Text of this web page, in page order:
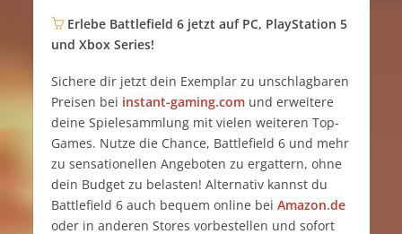
Erlebe Battlefield 6 jetzt auf PC, PlayStation 5
und Xbox Series!
Sichere dir jetzt dein Exemplar zu unschlagbaren
Preisen bei instant-gaming.comund erweitere
deine Spielesammlung mit vielen weiteren Top-
Games. Nutze die Chance, Battlefield 6 und mehr
zu sensationellen Angeboten zu ergattern, ohne
dein Budget zu belasten! Alternativ kannst du
Battlefield 6 auch bequem online bei Amazon.de
oder in anderen Stores vorbestellen und sofort